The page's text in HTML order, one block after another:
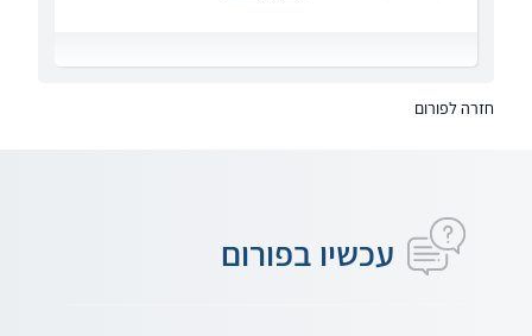
חזרה לפורום
עכשיו בפורום